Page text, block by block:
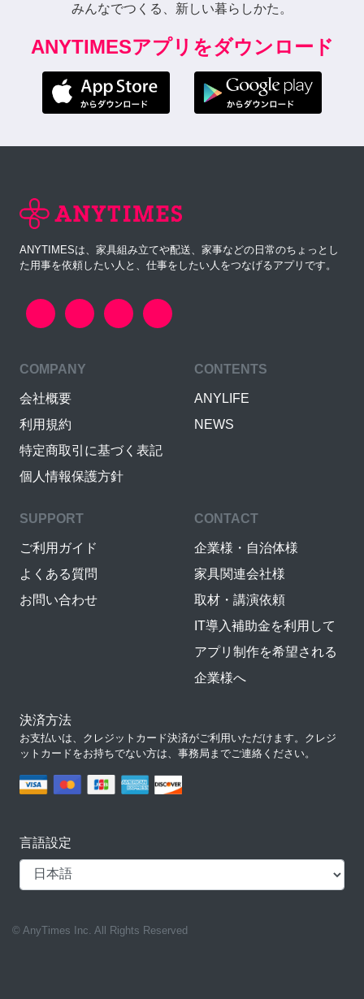
みんなでつくる、新しい暮らしかた。
ANYTIMESアプリをダウンロード
ANYTIMESは、家具組み立てや配送、家事などの日常のちょっとし
た用事を依頼したい人と、仕事をしたい人をつなげるアプリです。
COMPANY
会社概要
利用規約
特定商取引に基づく表記
個人情報保護方針
CONTENTS
ANYLIFE
NEWS
SUPPORT
ご利用ガイド
よくある質問
お問い合わせ
CONTACT
企業様・自治体様
家具関連会社様
取材・講演依頼
IT導入補助金を利用して
アプリ制作を希望される
企業様へ
決済方法
お支払いは、クレジットカード決済がご利用いただけます。クレジ
ットカードをお持ちでない方は、事務局までご連絡ください。
言語設定
© AnyTimes Inc. All Rights Reserved